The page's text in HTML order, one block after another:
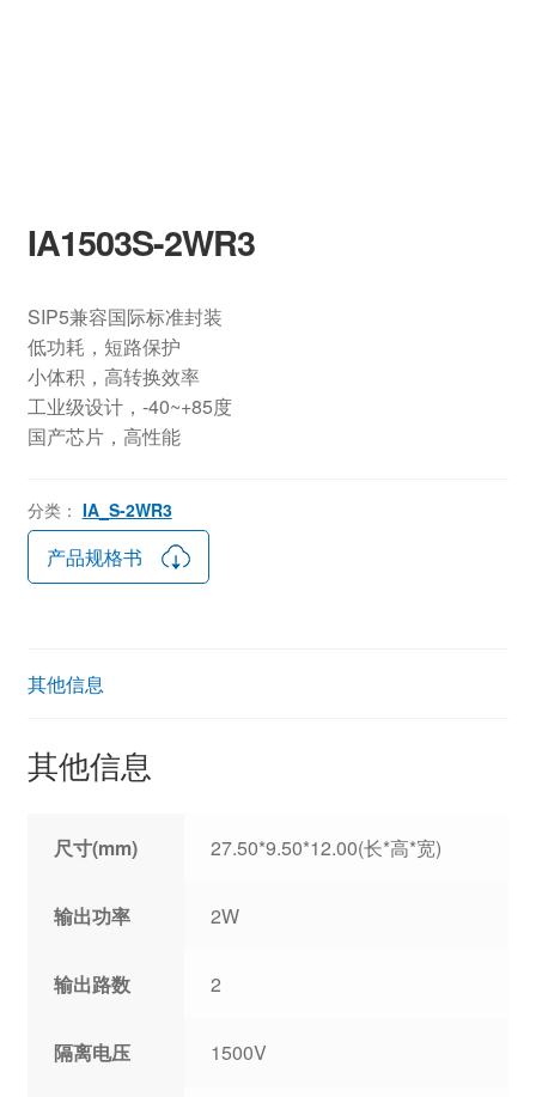
IA1503S-2WR3
SIP5兼容国际标准封装
低功耗，短路保护
小体积，高转换效率
工业级设计，-40~+85度
国产芯片，高性能
分类： IA_S-2WR3
产品规格书
其他信息
其他信息
尺寸(mm) 27.50*9.50*12.00(长*高*宽)
输出功率 2W
输出路数 2
隔离电压 1500V